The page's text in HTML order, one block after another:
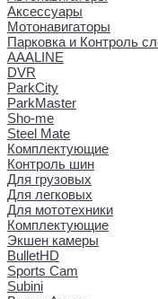
Аксессуары
Мотонавигаторы
Парковка и Контроль
AAALINE
DVR
ParkCity
ParkMaster
Sho-me
Steel Mate
Комплектующие
Контроль шин
Для грузовых
Для легковых
Для мототехники
Комплектующие
Экшен камеры
BulletHD
Sports Cam
Subini